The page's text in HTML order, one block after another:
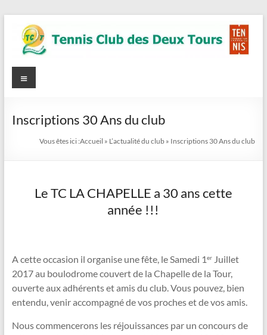
contenu
Tennis
des
Deux
(TC2T)
Officiel
Menu
Inscriptions 30 Ans du club
Vous êtes ici :Accueil » L’actualité du club » Inscriptions 30 Ans du club
Le TC LA CHAPELLE a 30 ans cette
année !!!
A cette occasion il organise une fête, le Samedi 1erJuillet
2017au boulodrome couvert de la Chapelle de la Tour,
ouverte aux adhérents et amis du club. Vous pouvez, bien
entendu, venir accompagné de vos proches et de vos amis.
Nous commencerons les réjouissances par un concours de